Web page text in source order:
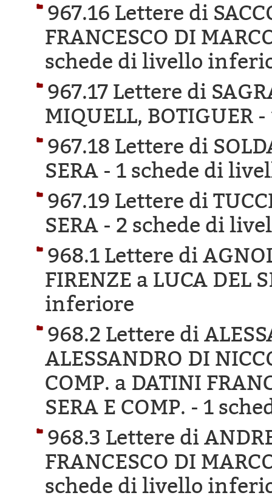
967.16 Lettere di
FRANCESCO DI
schede di livello
967.17 Lettere di
MIQUELL, BOTIGUER -
967.18 Lettere di
SERA - 1 schede di
967.19 Lettere di
SERA - 2 schede di
968.1 Lettere di
FIRENZE a LUCA DEL
inferiore
968.2 Lettere di
ALESSANDRO DI
COMP. a DATINI
SERA E COMP. - 1
968.3 Lettere di
FRANCESCO DI
schede di livello